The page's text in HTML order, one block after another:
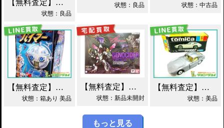
【無料査定】昭和レトロ玩具歓迎 ｜ カーロボット 4WD・レッカー車 ダイアクロン買取！
状態：良品
状態：良品 状態：中古品
【無料査定】昭和レトロ玩具歓迎 ｜ ガッチャマン パイマー DXジャンボマシンダー買取！
状態：箱あり 美品
【無料査定】昭和レトロ玩具歓迎 ｜ S.H.フィギュアーツ ジェノサイダー 買取！
状態：新品未開封
【無料査定】昭和レトロ玩具歓迎 ｜ 当時物 トミカ トヨタ 2000GT 黒箱 日本製 買取！
状態：美品
もっと見る